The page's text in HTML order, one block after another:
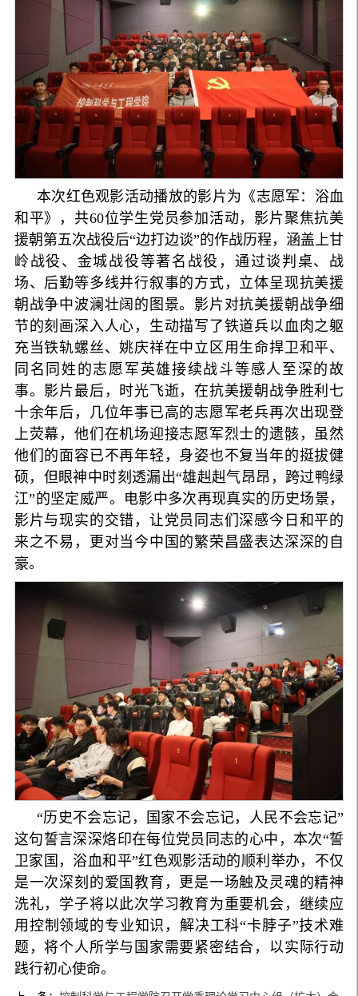
本次红色观影活动播放的影片为《志愿军：浴血
和平》，共60位学生党员参加活动，影片聚焦抗美
援朝第五次战役后“边打边谈”的作战历程，涵盖上甘
岭战役、金城战役等著名战役，通过谈判桌、战
场、后勤等多线并行叙事的方式，立体呈现抗美援
朝战争中波澜壮阔的图景。影片对抗美援朝战争细
节的刻画深入人心，生动描写了铁道兵以血肉之躯
充当铁轨螺丝、姚庆祥在中立区用生命捍卫和平、
同名同姓的志愿军英雄接续战斗等感人至深的故
事。影片最后，时光飞逝，在抗美援朝战争胜利七
十余年后，几位年事已高的志愿军老兵再次出现登
上荧幕，他们在机场迎接志愿军烈士的遗骸，虽然
他们的面容已不再年轻，身姿也不复当年的挺拔健
硕，但眼神中时刻透漏出“雄赳赳气昂昂，跨过鸭绿
江”的坚定威严。电影中多次再现真实的历史场景，
影片与现实的交错，让党员同志们深感今日和平的
来之不易，更对当今中国的繁荣昌盛表达深深的自
豪。
“历史不会忘记，国家不会忘记，人民不会忘记”
这句誓言深深烙印在每位党员同志的心中，本次“誓
卫家国，浴血和平”红色观影活动的顺利举办，不仅
是一次深刻的爱国教育，更是一场触及灵魂的精神
洗礼，学子将以此次学习教育为重要机会，继续应
用控制领域的专业知识，解决工科“卡脖子”技术难
题，将个人所学与国家需要紧密结合，以实际行动
践行初心使命。